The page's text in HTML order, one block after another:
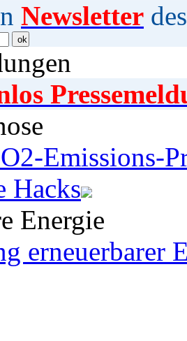
Newsletter
Emissions-
Hacks
Energie
erneuerbarer